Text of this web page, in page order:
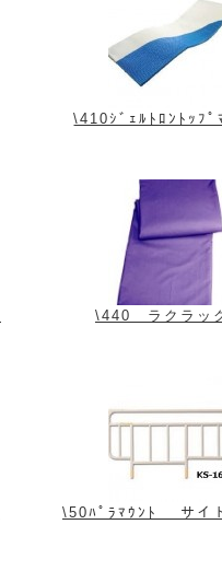
\410ｼﾞｪﾙﾄﾛﾝﾄｯﾌﾟ
\440 ラクラッ
\50ﾊﾟﾗﾏｳﾝﾄ サイ